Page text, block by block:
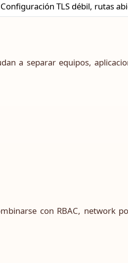
Configuración TLS débil, rutas
a separar equipos,
con RBAC, network